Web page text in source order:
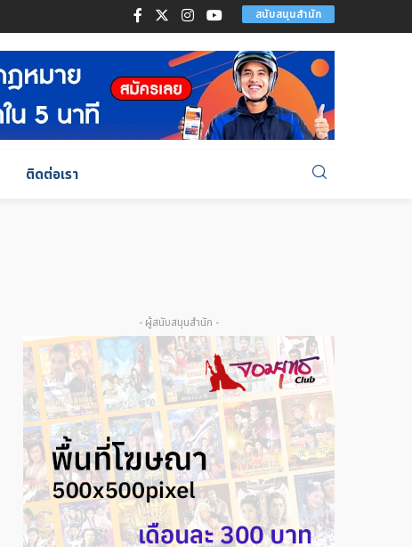
สนับสนุนสำนัก
ติดต่อเรา
- ผู้สนับสนุนสำนัก -